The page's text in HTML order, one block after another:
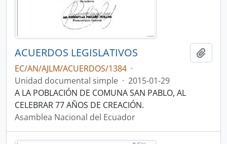
ACUERDOS LEGISLATIVOS
EC/AN/AJLM/ACUERDOS/1384 ·
Unidad documental simple · 2015-01-29
A LA POBLACIÓN DE COMUNA SAN PABLO, AL
CELEBRAR 77 AÑOS DE CREACIÓN.
Asamblea Nacional del Ecuador